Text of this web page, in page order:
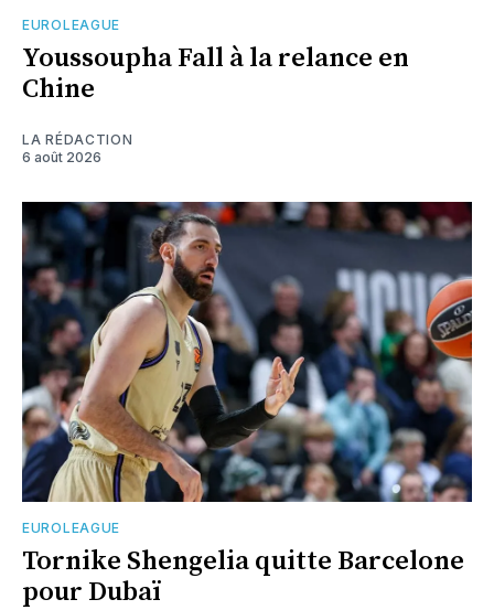
EUROLEAGUE
Youssoupha Fall à la relance en
Chine
LA RÉDACTION
6 août 2026
EUROLEAGUE
Tornike Shengelia quitte Barcelone
pour Dubaï